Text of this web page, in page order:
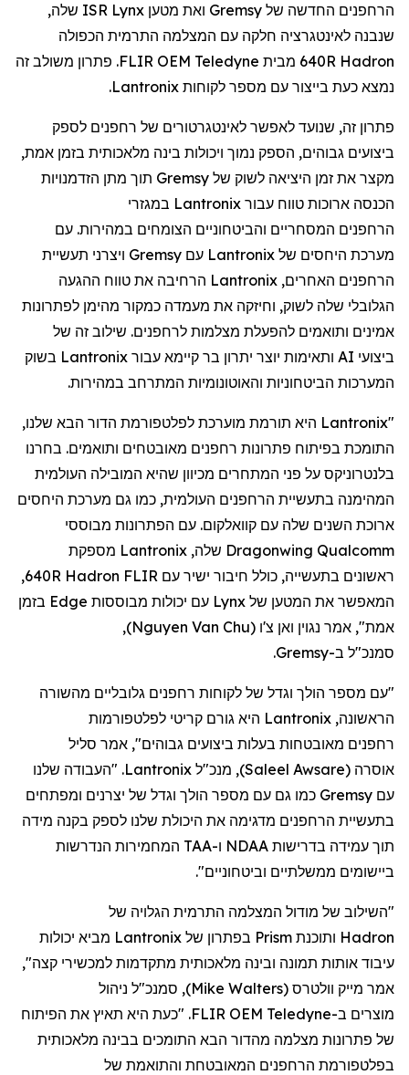
הרחפנים החדשה של Gremsy ואת מטען Lynx
ISR שלה,
שנבנה לאינטגרציה חלקה עם המצלמה התרמית הכפולה
Hadron
Teledyne
FLIR OEM. פתרון משולב זה
נמצא כעת בייצור עם מספר לקוחות Lantronix
.
פתרון זה, שנועד לאפשר לאינטגרטורים של רחפנים לספק
ביצועים גבוהים, הספק נמוך ויכולות בינה מלאכותית בזמן אמת,
מקצר את זמן היציאה לשוק של Gremsy תוך מתן הזדמנויות
הכנסה ארוכות טווח עבור Lantronix במגזרי
הרחפנים המסחריים והביטחוניים הצומחים במהירות. עם
מערכת היחסים של Lantronix עם Gremsy ויצרני תעשיית
הרחפנים האחרים, Lantronix הרחיבה את טווח ההגעה
הגלובלי שלה לשוק, וחיזקה את מעמדה כמקור מהימן לפתרונות
אמינים ותואמים להפעלת מצלמות לרחפנים. שילוב זה של
ביצועי AI ותאימות יוצר יתרון בר קיימא עבור
Lantronix בשוק
המערכות הביטחוניות והאוטונומיות המתרחב במהירות.
"
Lantronix היא תורמת מוערכת לפלטפורמת הדור הבא שלנו,
התומכת בפיתוח פתרונות רחפנים מאובטחים ותואמים. בחרנו
בלנטרוניקס על פני המתחרים מכיוון שהיא המובילה העולמית
המהימנה בתעשיית הרחפנים העולמית, כמו גם מערכת היחסים
ארוכת השנים שלה עם קוואלקום. עם הפתרונות מבוססי
Qualcomm
Dragonwing שלה, Lantronix מספקת
ראשונים בתעשייה, כולל חיבור ישיר עם FLIR
Hadron
640R,
המאפשר את המטען של Lynx עם יכולות מבוססות Edge בזמן
אמת", אמר נגוין ואן צ'ו (
Nguyen Van Chu
)
,
סמנכ"ל ב-Gremsy
.
"עם מספר הולך וגדל של לקוחות רחפנים גלובליים מהשורה
הראשונה, Lantronix היא גורם קריטי לפלטפורמות
רחפנים מאובטחות בעלות ביצועים גבוהים", אמר סליל
אוסרה (
Saleel Awsare
), מנכ"ל Lantronix. "העבודה שלנו
עם Gremsy כמו גם עם מספר הולך וגדל של יצרנים ומפתחים
בתעשיית הרחפנים מדגימה את היכולת שלנו לספק בקנה מידה
תוך עמידה בדרישות NDAA ו-TAA המחמירות הנדרשות
ביישומים ממשלתיים וביטחוניים".
"השילוב של מודול המצלמה התרמית הגלויה של
Hadron ותוכנת Prism בפתרון של Lantronix מביא יכולות
עיבוד אותות תמונה ובינה מלאכותית מתקדמות למכשירי קצה",
אמר מייק וולטרס (
Mike Walters
), סמנכ"ל ניהול
מוצרים ב-Teledyne
FLIR OEM. "כעת היא תאיץ את הפיתוח
של פתרונות מצלמה מהדור הבא התומכים בבינה מלאכותית
בפלטפורמת הרחפנים המאובטחת והתואמת של